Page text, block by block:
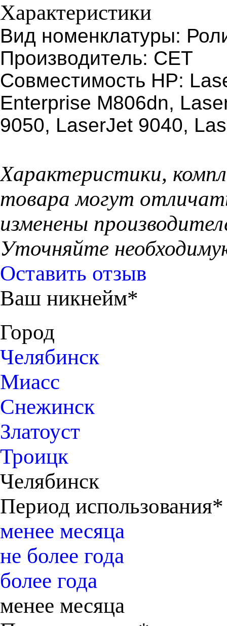
Характеристики
Вид номенклатуры:
Производитель: CET
Совместимость HP:
Enterprise M806dn,
9050, LaserJet 9040,
Характеристики,
товара могут
изменены
Уточняйте
Оставить отзыв
Ваш никнейм*
Город
Челябинск
Миасс
Снежинск
Златоуст
Троицк
Челябинск
Период использования*
менее месяца
не более года
более года
менее месяца